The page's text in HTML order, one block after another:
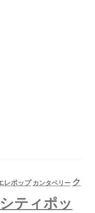
レポップ カンタベリー ク
シティポッ